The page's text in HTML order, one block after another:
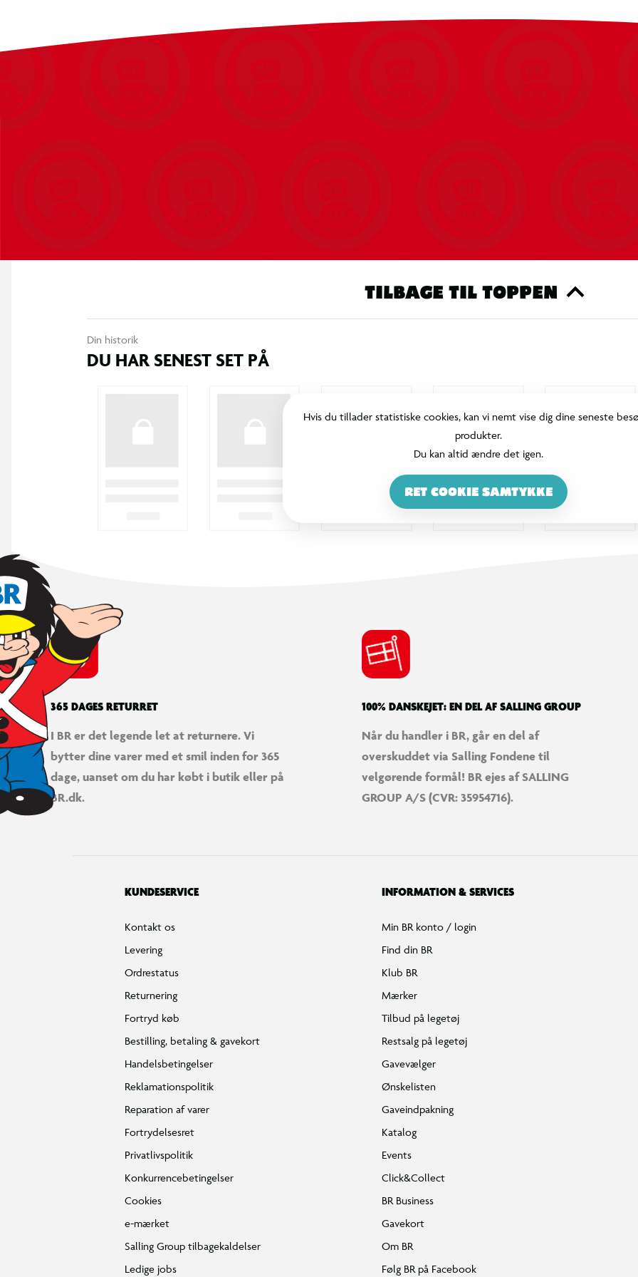
Refleksdetaljer for øget synlighed
TILBAGE TIL TOPPEN
Din historik
DU HAR SENEST SET PÅ
Hvis du tillader statistiske cookies, kan vi nemt vise dig dine seneste
produkter.
Du kan altid ændre det igen.
RET COOKIE SAMTYKKE
365 DAGES RETURRET
I BR er det legende let at returnere. Vi
bytter dine varer med et smil inden for 365
dage, uanset om du har købt i butik eller på
BR.dk.
100% DANSKEJET: EN DEL AF SALLING GROUP
Når du handler i BR, går en del af
overskuddet via Salling Fondene til
velgørende formål! BR ejes af SALLING
GROUP A/S (CVR: 35954716).
KUNDESERVICE
Kontakt os
Levering
Ordrestatus
Returnering
Fortryd køb
Bestilling, betaling & gavekort
Handelsbetingelser
Reklamationspolitik
Reparation af varer
Fortrydelsesret
Privatlivspolitik
Konkurrencebetingelser
Cookies
e-mærket
Salling Group tilbagekaldelser
Ledige jobs
INFORMATION & SERVICES
Min BR konto / login
Find din BR
Klub BR
Mærker
Tilbud på legetøj
Restsalg på legetøj
Gavevælger
Ønskelisten
Gaveindpakning
Katalog
Events
Click&Collect
BR Business
Gavekort
Om BR
Følg BR på Facebook